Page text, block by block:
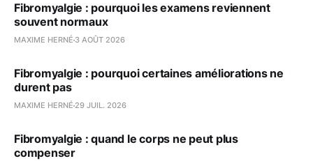
Fibromyalgie : pourquoi les examens reviennent
souvent normaux
MAXIME HERNÉ 3 AOÛT 2026
Fibromyalgie : pourquoi certaines améliorations ne
durent pas
MAXIME HERNÉ 29 JUIL. 2026
Fibromyalgie : quand le corps ne peut plus
compenser